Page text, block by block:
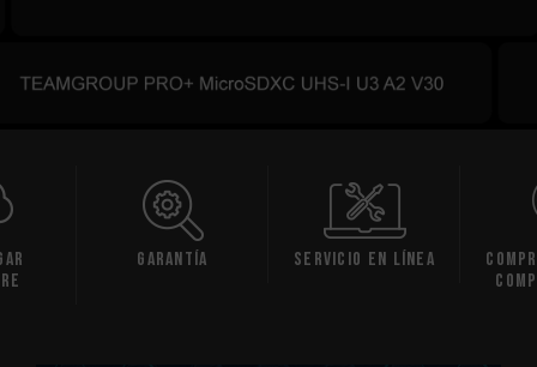
Garantía Servicio en línea